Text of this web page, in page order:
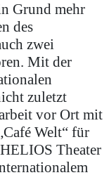
Grund mehr
des
zwei
Mit der
zuletzt
vor Ort mit
Welt“ für
Theater